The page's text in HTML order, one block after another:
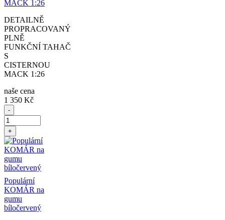
MACK 1:26
DETAILNĚ
PROPRACOVANÝ
PLNĚ
FUNKČNÍ TAHAČ
S
CISTERNOU
MACK 1:26
naše cena
1 350 Kč
-
+
Populární
KOMÁR na
gumu
bíločervený